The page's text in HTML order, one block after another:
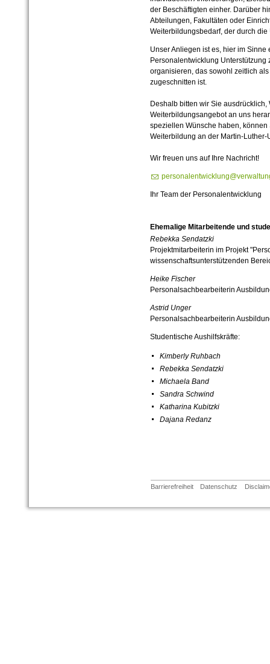
der Beschäftigten einher. Darüber
Abteilungen, Fakultäten oder
Weiterbildungsbedarf, der durch
Unser Anliegen ist es, hier im
Personalentwicklung Unterstützung
organisieren, das sowohl zeitlich
zugeschnitten ist.
Deshalb bitten wir Sie
Weiterbildungsangebot an uns
speziellen Wünsche haben,
Weiterbildung an der Martin-Luther-
Wir freuen uns auf Ihre Nachricht!
Ihr Team der Personalentwicklung
Ehemalige Mitarbeitende und
Rebekka Sendatzki
Projektmitarbeiterin im Projekt
wissenschaftsunterstützenden
Heike Fischer
Personalsachbearbeiterin
Astrid Unger
Personalsachbearbeiterin
Studentische Aushilfskräfte:
Kimberly Ruhbach
Rebekka Sendatzki
Michaela Band
Sandra Schwind
Katharina Kubitzki
Dajana Redanz
Barrierefreiheit Datenschutz